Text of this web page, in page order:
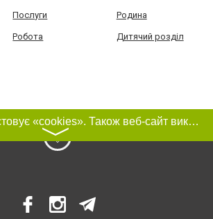
Послуги Родина
Робота Дитячий розділ
Цей сайт використовує «cookies». Також веб-сайт використовує інтернет-сервіс для збору технічних даних стосовно відвідувачів з метою отримання маркетингової та статистичної інформації. Умови обробки даних відвідувачів сайту див.
〉